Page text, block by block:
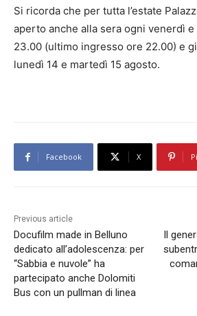
Si ricorda che per tutta l’estate
aperto anche alla sera ogni venerdì
23.00 (ultimo ingresso ore 22.00) e
lunedì 14 e martedì 15 agosto.
Facebook X
Previous article
Docufilm made in Belluno
dedicato all’adolescenza: per
“Sabbia e nuvole” ha
partecipato anche Dolomiti
Bus con un pullman di linea
Il